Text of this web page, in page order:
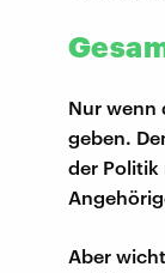
Nur wenn
geben.
der Politik
Aber